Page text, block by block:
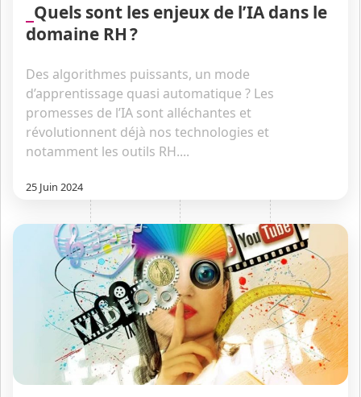
Quels sont les enjeux de l’IA dans le
domaine RH ?
Des algorithmes puissants, un mode
d’apprentissage quasi automatique ? Les
promesses de l’IA sont alléchantes et
révolutionnent déjà nos technologies et
notamment les outils RH....
25 Juin 2024